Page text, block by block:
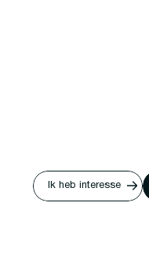
Ik heb interesse